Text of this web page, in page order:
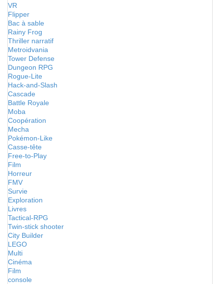
VR
Flipper
Bac à sable
Rainy Frog
Thriller narratif
Metroidvania
Tower Defense
Dungeon RPG
Rogue-Lite
Hack-and-Slash
Cascade
Battle Royale
Moba
Coopération
Mecha
Pokémon-Like
Casse-tête
Free-to-Play
Film
Horreur
FMV
Survie
Exploration
Livres
Tactical-RPG
Twin-stick shooter
City Builder
LEGO
Multi
Cinéma
Film
console